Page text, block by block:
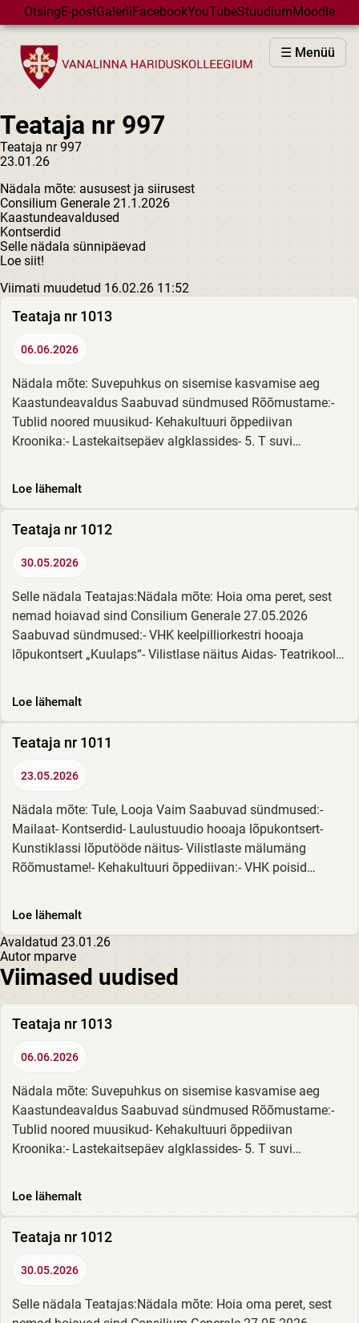
Skip to main content
OtsingE-postGaleriiFacebookYouTubeStuudiumMoodle
☰ Menüü
VHK
VASTUVÕTT
GÜMNAASIUM
MAJAD
SÜNDMUSED
KALENDER
Teataja nr 997
Teataja nr 997
23.01.26
Nädala mõte: aususest ja siirusest
Consilium Generale 21.1.2026
Kaastundeavaldused
Kontserdid
Selle nädala sünnipäevad
Loe siit!
Viimati muudetud 16.02.26 11:52
Teataja nr 1013
06.06.2026
Nädala mõte: Suvepuhkus on sisemise kasvamise aeg
Kaastundeavaldus Saabuvad sündmused Rõõmustame:-
Tublid noored muusikud- Kehakultuuri õppediivan
Kroonika:- Lastekaitsepäev algklassides- 5. T suvi
Loe lähemalt
Teataja nr 1012
30.05.2026
Selle nädala Teatajas:Nädala mõte: Hoia oma peret, sest
nemad hoiavad sind Consilium Generale 27.05.2026
Saabuvad sündmused:- VHK keelpilliorkestri hooaja
lõpukontsert „Kuulaps“- Vilistlase näitus Aidas- Teatrikooli
Loe lähemalt
Teataja nr 1011
23.05.2026
Nädala mõte: Tule, Looja Vaim Saabuvad sündmused:-
Mailaat- Kontserdid- Laulustuudio hooaja lõpukontsert-
Kunstiklassi lõputööde näitus- Vilistlaste mälumäng
Rõõmustame!- Kehakultuuri õppediivan:- VHK poisid
Loe lähemalt
Avaldatud 23.01.26
Autor mparve
Viimased uudised
Teataja nr 1013
06.06.2026
Nädala mõte: Suvepuhkus on sisemise kasvamise aeg
Kaastundeavaldus Saabuvad sündmused Rõõmustame:-
Tublid noored muusikud- Kehakultuuri õppediivan
Kroonika:- Lastekaitsepäev algklassides- 5. T suvi
Loe lähemalt
Teataja nr 1012
30.05.2026
Selle nädala Teatajas:Nädala mõte: Hoia oma peret, sest